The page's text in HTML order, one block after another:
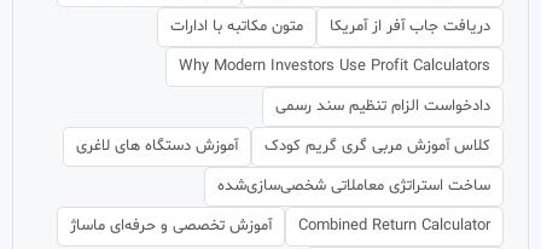
دریافت جاب آفر از آمریکا
متون مکاتبه با ادارات
Why Modern Investors Use Profit Calculators
دادخواست الزام تنظیم سند رسمی
کلاس آموزش مربی گری گریم کودک
آموزش دستگاه های لاغری
ساخت استراتژی معاملاتی شخصی‌سازی‌شده
Combined Return Calculator
آموزش تخصصی و حرفه‌ای ماساژ